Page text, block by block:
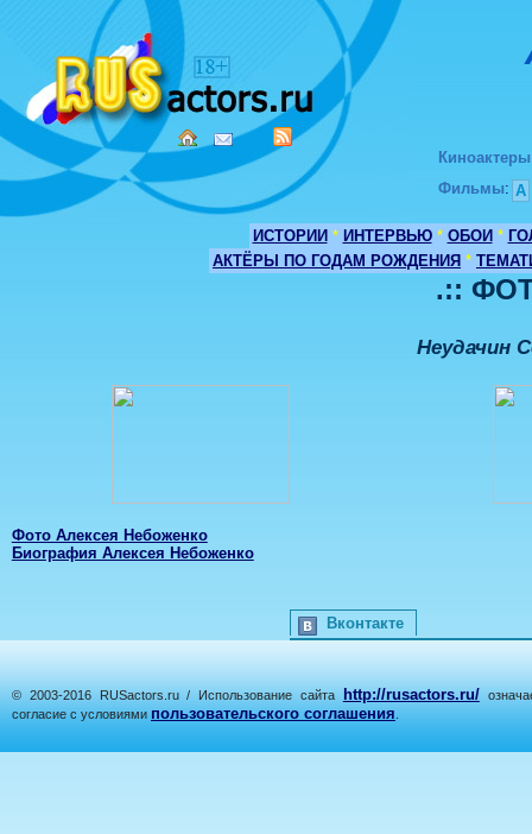
Киноактеры
Фильмы: А
ИСТОРИИ * ИНТЕРВЬЮ * ОБОИ *
АКТЁРЫ ПО ГОДАМ РОЖДЕНИЯ *
.::
Неудачин
Фото Алексея Небоженко
Биография Алексея Небоженко
Вконтакте
© 2003-2016 RUSactors.ru / Использование сайта http://rusactors.ru/
согласие с условиями пользовательского соглашения